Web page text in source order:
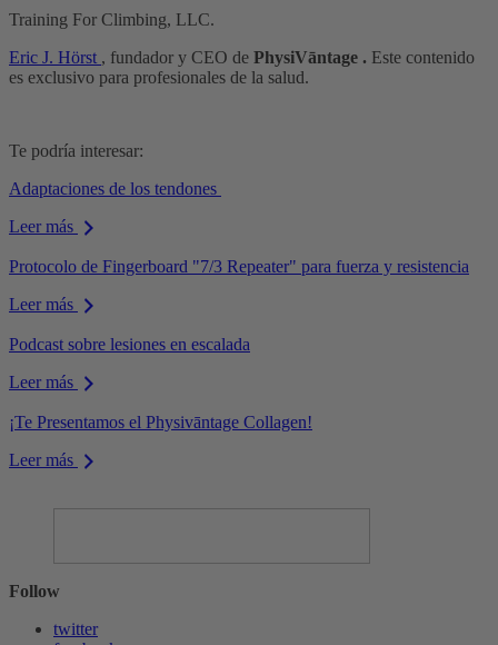
Training For Climbing, LLC.
Eric J. Hörst , fundador y CEO de PhysiVāntage . Este contenido
es exclusivo para profesionales de la salud.
Te podría interesar:
Adaptaciones de los tendones
Leer más
Protocolo de Fingerboard "7/3 Repeater" para fuerza y resistencia
Leer más
Podcast sobre lesiones en escalada
Leer más
¡Te Presentamos el Physivāntage Collagen!
Leer más
Follow
twitter